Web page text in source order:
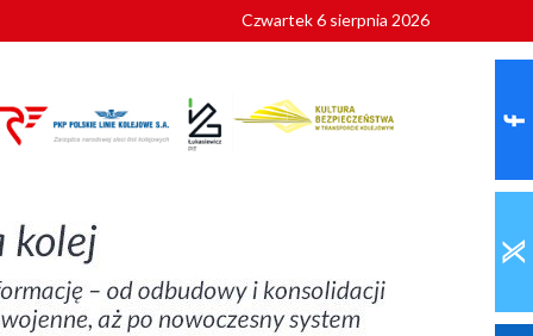
roku
Czwartek 6 sierpnia 2026